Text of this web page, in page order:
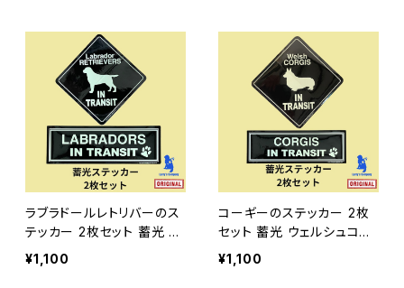
ラブラドールレトリバーのス
テッカー 2枚セット 蓄光 ラ
ブラドール
¥1,100
コーギーのステッカー 2枚
セット 蓄光 ウェルシュコー
ギー
¥1,100